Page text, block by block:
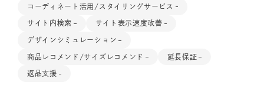
コーディネート活用/スタイリングサービス
サイト内検索 サイト表示速度改善
デザインシミュレーション
商品レコメンド/サイズレコメンド 延長保証
返品支援